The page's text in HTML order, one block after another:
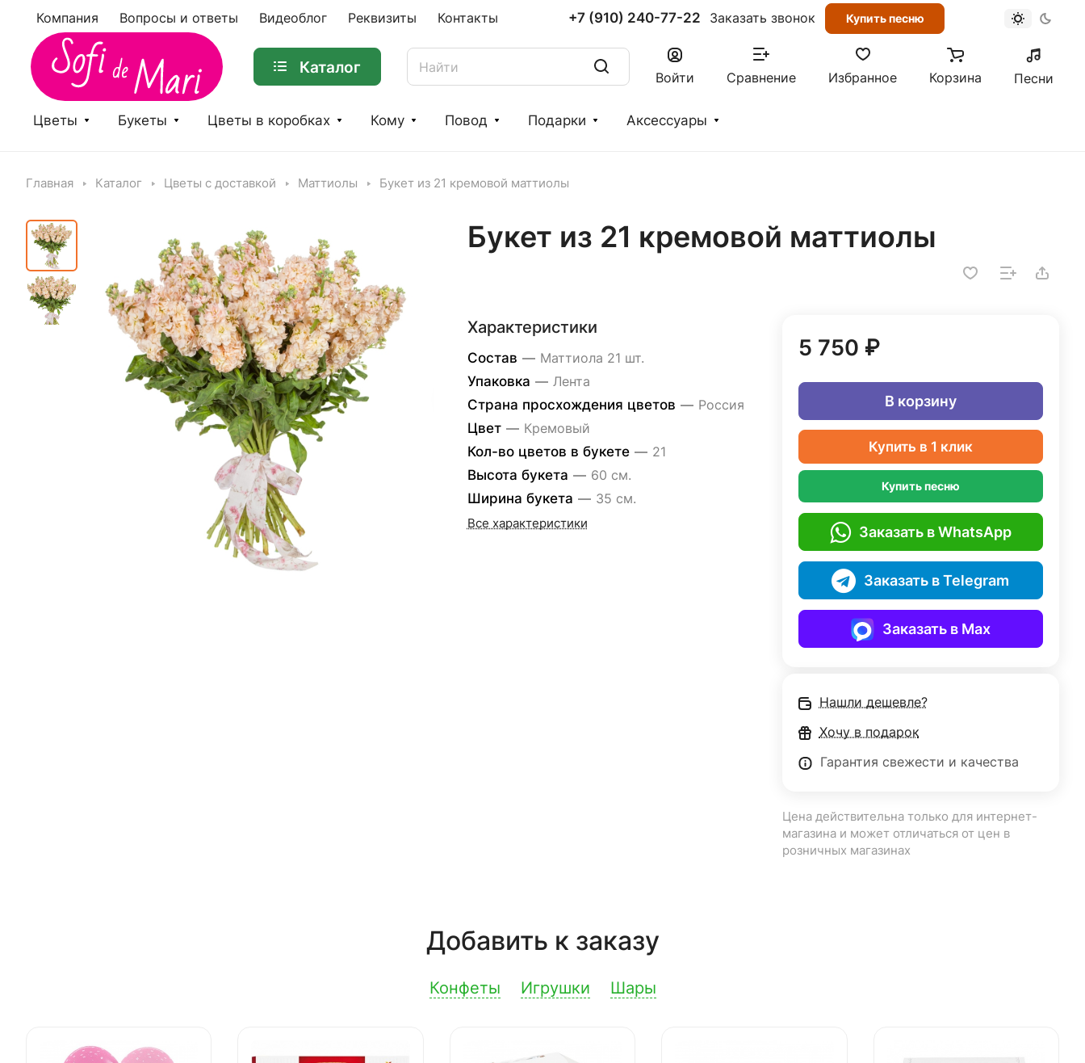
Компания Вопросы и ответы Видеоблог Реквизиты Контакты +7 (910) 240-77-22 Заказать звонок Купить песню
Каталог
Войти Сравнение Избранное Корзина Песни
Цветы Букеты Цветы в коробках Кому Повод Подарки Аксессуары
Главная Каталог Цветы с доставкой Маттиолы Букет из 21 кремовой маттиолы
Букет из 21 кремовой маттиолы
Характеристики
Состав — Маттиола 21 шт.
Упаковка — Лента
Страна просхождения цветов — Россия
Цвет — Кремовый
Кол-во цветов в букете — 21
Высота букета — 60 см.
Ширина букета — 35 см.
Все характеристики
5 750 ₽
В корзину
Купить в 1 клик
Купить песню
Заказать в WhatsApp
Заказать в Telegram
Заказать в Max
Нашли дешевле?
Хочу в подарок
Гарантия свежести и качества
Цена действительна только для интернет-
магазина и может отличаться от цен в
розничных магазинах
Добавить к заказу
Конфеты Игрушки Шары